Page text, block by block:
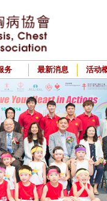
务 最新消息 活动